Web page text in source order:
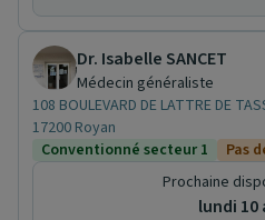
Dr. Isabelle SANCET
Médecin généraliste
108 BOULEVARD DE LATTRE DE
17200 Royan
Conventionné secteur 1
Pas
Prochaine
lundi